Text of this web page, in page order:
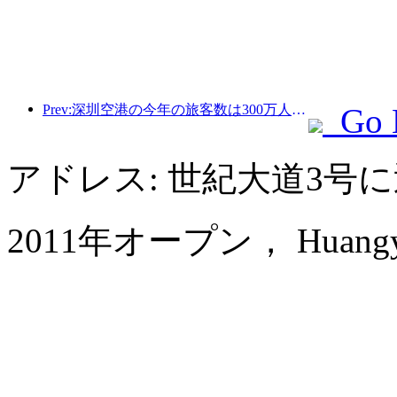
Prev:深圳空港の今年の旅客数は300万人を超え、同期間の新記録を樹立した。
Go
アドレス: 世紀大道3号
2011年オープン，